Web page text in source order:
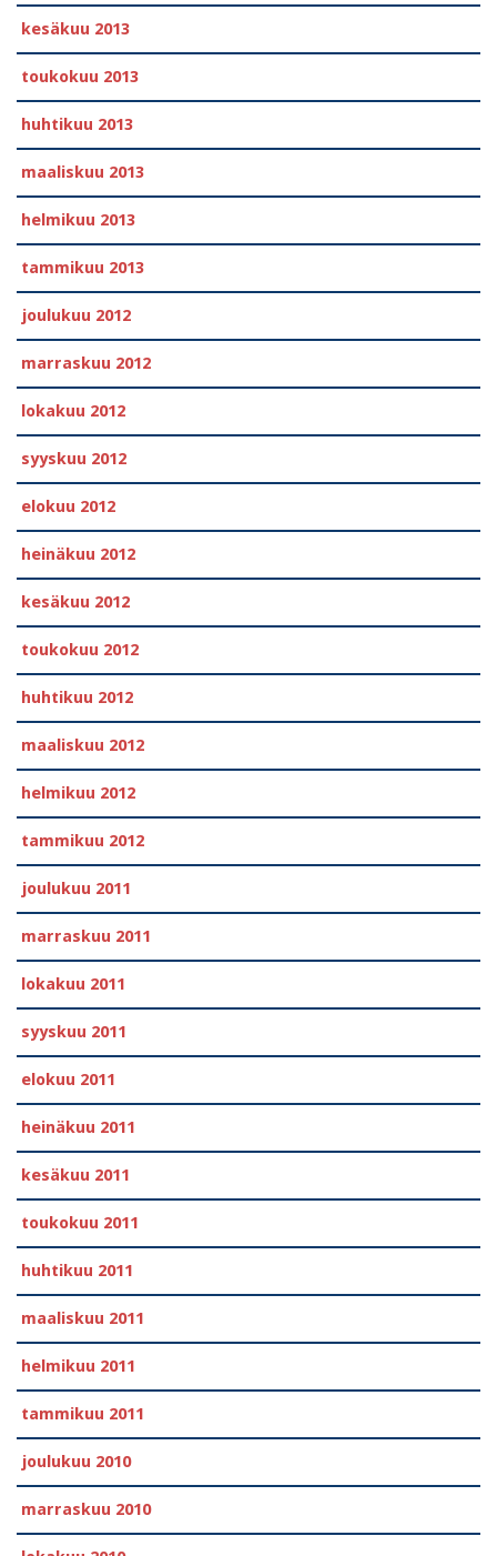
kesäkuu 2013
toukokuu 2013
huhtikuu 2013
maaliskuu 2013
helmikuu 2013
tammikuu 2013
joulukuu 2012
marraskuu 2012
lokakuu 2012
syyskuu 2012
elokuu 2012
heinäkuu 2012
kesäkuu 2012
toukokuu 2012
huhtikuu 2012
maaliskuu 2012
helmikuu 2012
tammikuu 2012
joulukuu 2011
marraskuu 2011
lokakuu 2011
syyskuu 2011
elokuu 2011
heinäkuu 2011
kesäkuu 2011
toukokuu 2011
huhtikuu 2011
maaliskuu 2011
helmikuu 2011
tammikuu 2011
joulukuu 2010
marraskuu 2010